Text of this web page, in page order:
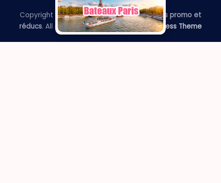
Copyright 2026 —
​Le Paris Guide - Codes promo et
réducs. All rights reserved.Bloghash WordPress Theme